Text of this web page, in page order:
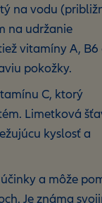
na vodu
na udržanie
vitamíny A, B6
pokožky.
C, ktorý
Limetková
kyslosť a
a môže
Je známa